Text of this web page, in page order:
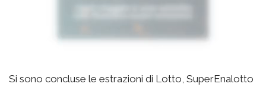
Si sono concluse le estrazioni di Lotto, SuperEnalotto